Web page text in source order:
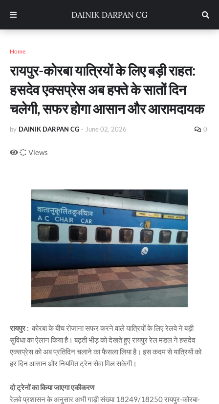
Home
रायपुर-कोरबा यात्रियों के लिए बड़ी राहत:
हसदेव एक्सप्रेस अब हफ्ते के सातों दिन
चलेगी, सफर होगा आसान और आरामदायक
by DAINIK DARPAN CG - June 02, 2026 0
Views
रायपुर : कोरबा के बीच रोजाना सफर करने वाले यात्रियों के लिए रेलवे ने बड़ी
सुविधा का ऐलान किया है। बढ़ती भीड़ को देखते हुए रायपुर रेल मंडल ने हसदेव
एक्सप्रेस को अब प्रतिदिन चलाने का फैसला लिया है। इस कदम से यात्रियों को
हर दिन आसान और नियमित ट्रेन सेवा मिल सकेगी।
दो ट्रेनों का किया जाएगा एकीकरण
रेलवे प्रशासन के अनुसार अभी गाड़ी संख्या 18249/18250 रायपुर-कोरबा-